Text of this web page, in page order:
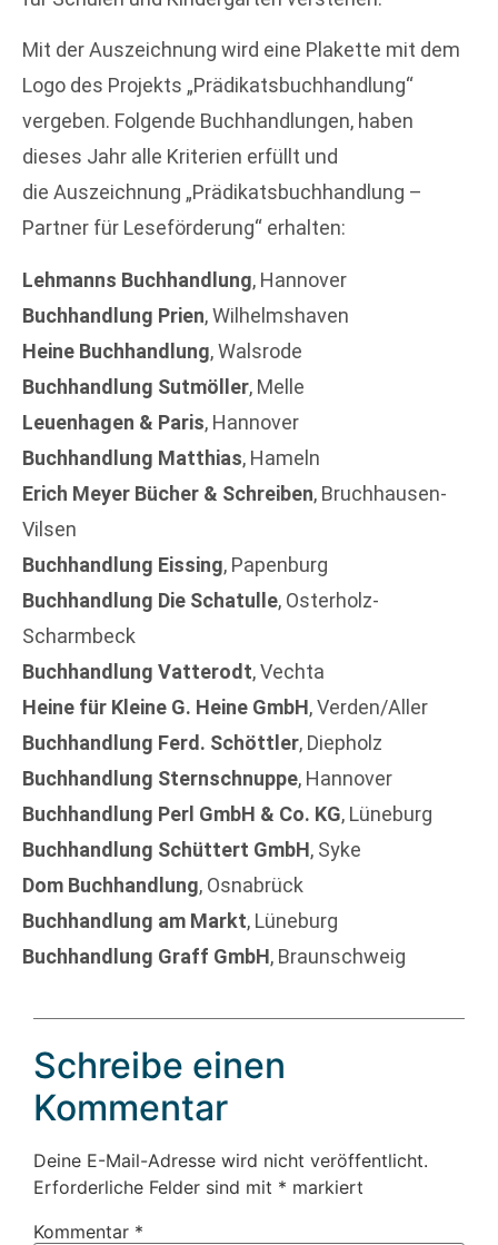
Mit der Auszeichnung wird eine Plakette mit dem
Logo des Projekts „Prädikatsbuchhandlung“
vergeben. Folgende Buchhandlungen, haben
dieses Jahr alle Kriterien erfüllt und
die Auszeichnung „Prädikatsbuchhandlung –
Partner für Leseförderung“ erhalten:
Lehmanns Buchhandlung, Hannover
Buchhandlung Prien, Wilhelmshaven
Heine Buchhandlung, Walsrode
Buchhandlung Sutmöller, Melle
Leuenhagen & Paris, Hannover
Buchhandlung Matthias, Hameln
Erich Meyer Bücher & Schreiben, Bruchhausen-
Vilsen
Buchhandlung Eissing, Papenburg
Buchhandlung Die Schatulle, Osterholz-
Scharmbeck
Buchhandlung Vatterodt, Vechta
Heine für Kleine G. Heine GmbH, Verden/Aller
Buchhandlung Ferd. Schöttler, Diepholz
Buchhandlung Sternschnuppe, Hannover
Buchhandlung Perl GmbH & Co. KG, Lüneburg
Buchhandlung Schüttert GmbH, Syke
Dom Buchhandlung, Osnabrück
Buchhandlung am Markt, Lüneburg
Buchhandlung Graff GmbH, Braunschweig
Schreibe einen
Kommentar
Deine E-Mail-Adresse wird nicht veröffentlicht.
Erforderliche Felder sind mit * markiert
Kommentar *